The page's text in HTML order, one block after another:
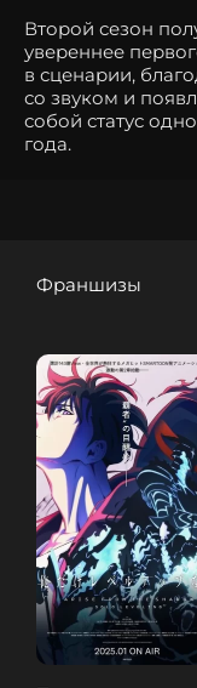
Второй сезон
увереннее
в сценарии,
со звуком и
собой статус
года.
Франшизы